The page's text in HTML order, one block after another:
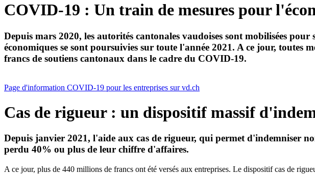
COVID-19 : Un train de mesures pour
Depuis mars 2020, les autorités cantonales vaudoises sont mobilisées
économiques se sont poursuivies sur toute l'année 2021. A ce jour, toutes
francs de soutiens cantonaux dans le cadre du COVID-19.
Page d'information COVID-19 pour les entreprises sur vd.ch
Cas de rigueur : un dispositif massif
Depuis janvier 2021, l'aide aux cas de rigueur, qui permet d'indemniser
perdu 40% ou plus de leur chiffre d'affaires.
A ce jour, plus de 440 millions de francs ont été versés aux entreprises. Le dispositif cas de